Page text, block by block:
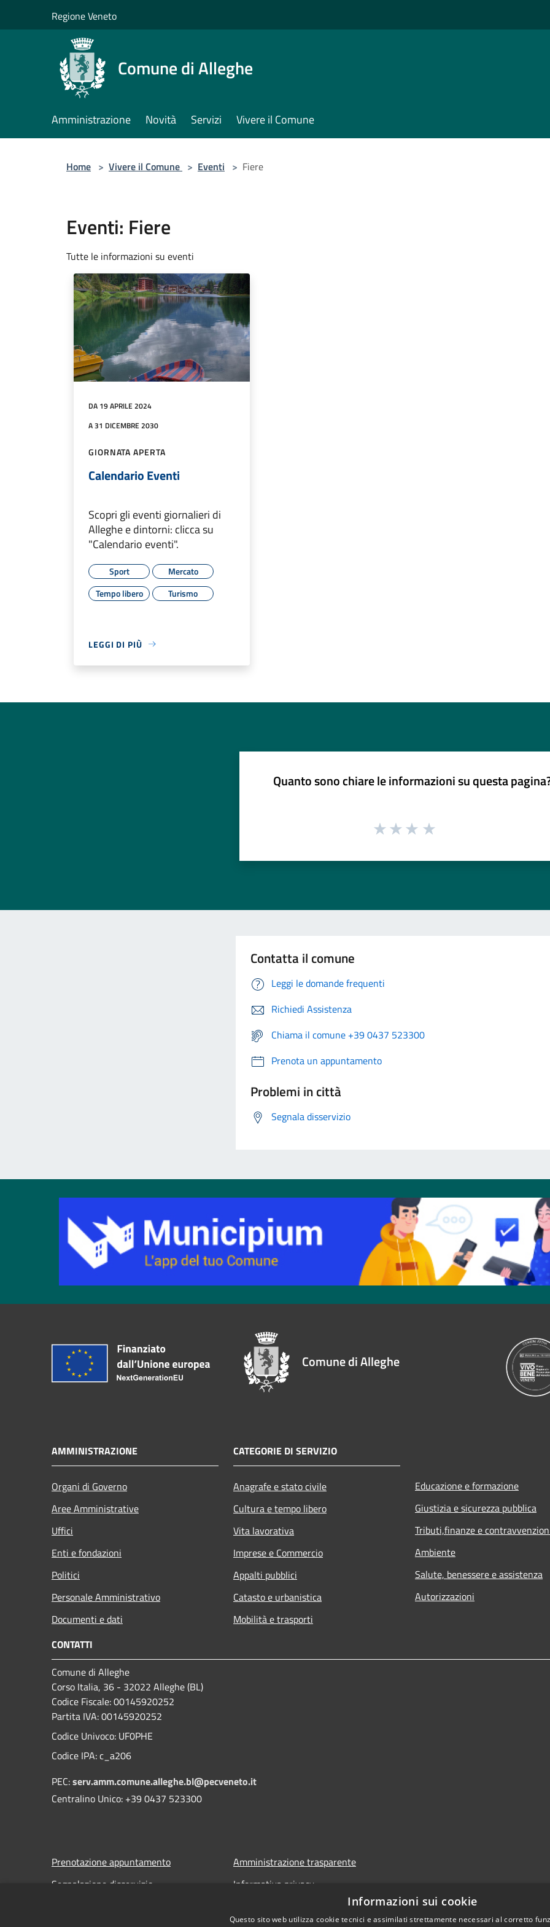
Regione Veneto
Comune di Alleghe
Amministrazione Novità Servizi Vivere il Comune
Home > Vivere il Comune > Eventi > Fiere
Eventi: Fiere
Tutte le informazioni su eventi
DA 19 APRILE 2024
A 31 DICEMBRE 2030
GIORNATA APERTA
Calendario Eventi
Scopri gli eventi giornalieri di
Alleghe e dintorni: clicca su
"Calendario eventi".
Sport
Mercato
Tempo libero
Turismo
LEGGI DI PIÙ
Quanto sono chiare le informazioni su questa
Contatta il comune
Leggi le domande frequenti
Richiedi Assistenza
Chiama il comune +39 0437 523300
Prenota un appuntamento
Problemi in città
Segnala disservizio
Comune di Alleghe
AMMINISTRAZIONE
Organi di Governo
Aree Amministrative
Uffici
Enti e fondazioni
Politici
Personale Amministrativo
Documenti e dati
CATEGORIE DI SERVIZIO
Anagrafe e stato civile
Cultura e tempo libero
Vita lavorativa
Imprese e Commercio
Appalti pubblici
Catasto e urbanistica
Mobilità e trasporti
Educazione e formazione
Giustizia e sicurezza pubblica
Tributi,finanze e
Ambiente
Salute, benessere e assistenza
Autorizzazioni
CONTATTI
Comune di Alleghe
Corso Italia, 36 - 32022 Alleghe (BL)
Codice Fiscale: 00145920252
Partita IVA: 00145920252
Codice Univoco: UF0PHE
Codice IPA: c_a206
PEC:serv.amm.comune.alleghe.bl@pecveneto.it
Centralino Unico: +39 0437 523300
Prenotazione appuntamento
Segnalazione disservizio
Amministrazione trasparente
Informativa privacy
Informazioni sui cookie
Questo sito web utilizza cookie tecnici e assimilati strettamente necessari al corretto